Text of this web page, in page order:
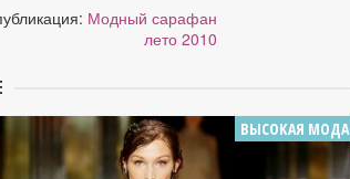
Модный сарафан
лето 2010
ВЫСОКАЯ МОДА